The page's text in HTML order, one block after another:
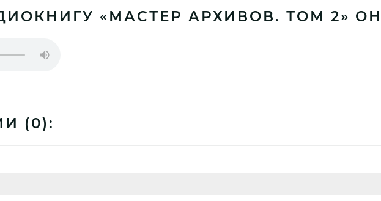
«МАСТЕР АРХИВОВ. ТОМ 2»
(0):